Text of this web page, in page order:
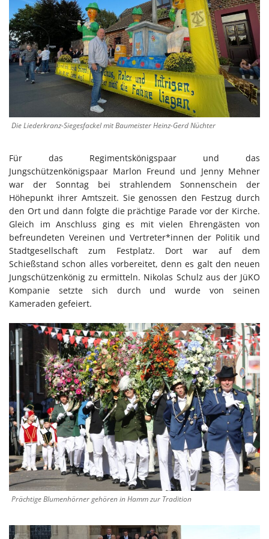
Die Liederkranz-Siegesfackel mit Baumeister Heinz-Gerd Nüchter
Für das Regimentskönigspaar und das
Jungschützenkönigspaar Marlon Freund und Jenny Mehner
war der Sonntag bei strahlendem Sonnenschein der
Höhepunkt ihrer Amtszeit. Sie genossen den Festzug durch
den Ort und dann folgte die prächtige Parade vor der Kirche.
Gleich im Anschluss ging es mit vielen Ehrengästen von
befreundeten Vereinen und Vertreter*innen der Politik und
Stadtgesellschaft zum Festplatz. Dort war auf dem
Schießstand schon alles vorbereitet, denn es galt den neuen
Jungschützenkönig zu ermitteln. Nikolas Schulz aus der JüKO
Kompanie setzte sich durch und wurde von seinen
Kameraden gefeiert.
Prächtige Blumenhörner gehören in Hamm zur Tradition